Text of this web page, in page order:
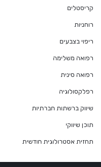
קריסטלים
רוחניות
ריפוי בצבעים
רפואה משלימה
רפואה סינית
רפלקסולוגיה
שיווק ברשתות חברתיות
תוכן שיווקי
תחזית אסטרולוגית חודשית